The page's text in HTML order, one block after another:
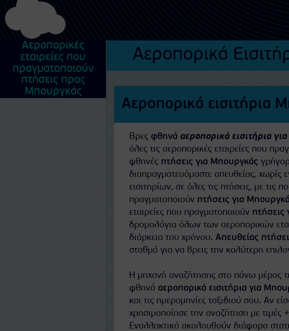
Αεροπορικές
εταιρείες που
πραγματοποιούν
πτήσεις προς
Μπουργκάς
Αεροπορικά
Αεροπορικά εισιτήρια
Βρες φθηνά αεροπορικά εισιτήρια
όλες τις αεροπορικές εταιρείες που
φθηνές πτήσεις για Μπουργκάς
διαπραγματευόμαστε απευθείας, χωρίς
εισιτηρίων, σε όλες τις πτήσεις, με τις
πραγματοποιούν πτήσεις για
εταιρείες που πραγματοποιούν πτήσεις
δρομολόγια όλων των αεροπορικών
διάρκεια του χρόνου. Απευθείας
σταθμό για να βρεις την καλύτερη
Η μηχανή αναζήτησης στο πάνω μέρος
φθηνά αεροπορικά εισιτήρια για
και τις ημερομηνίες ταξιδιού σου. Αν
χρησιμοποίησε την αναζήτηση με τιμές
Εναλλακτικά ακολουθούν διάφορα